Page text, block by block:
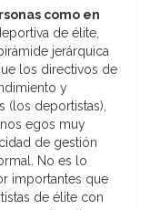
como en
de élite,
jerárquica
los directivos de
y
(los deportistas),
egos muy
de gestión
No es lo
importantes que
de élite con